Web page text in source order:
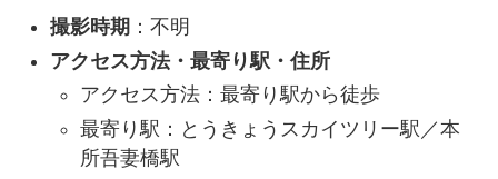
撮影時期 ：不明
アクセス方法・最寄り駅・住所
アクセス方法：最寄り駅から徒歩
最寄り駅：とうきょうスカイツリー駅／本
所吾妻橋駅